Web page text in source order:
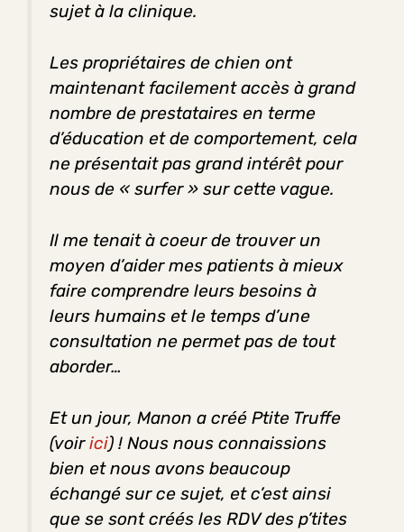
sujet à la clinique.
Les propriétaires de chien ont
maintenant facilement accès à grand
nombre de prestataires en terme
d’éducation et de comportement, cela
ne présentait pas grand intérêt pour
nous de « surfer » sur cette vague.
Il me tenait à coeur de trouver un
moyen d’aider mes patients à mieux
faire comprendre leurs besoins à
leurs humains et le temps d’une
consultation ne permet pas de tout
aborder…
Et un jour, Manon a créé Ptite Truffe
(voirici) ! Nous nous connaissions
bien et nous avons beaucoup
échangé sur ce sujet, et c’est ainsi
que se sont créés les RDV des p’tites